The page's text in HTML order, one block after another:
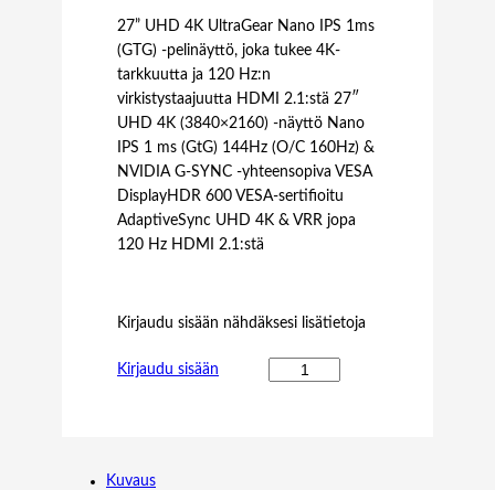
27” UHD 4K UltraGear Nano IPS 1ms
(GTG) -pelinäyttö, joka tukee 4K-
tarkkuutta ja 120 Hz:n
virkistystaajuutta HDMI 2.1:stä 27″
UHD 4K (3840×2160) -näyttö Nano
IPS 1 ms (GtG) 144Hz (O/C 160Hz) &
NVIDIA G-SYNC -yhteensopiva VESA
DisplayHDR 600 VESA-sertifioitu
AdaptiveSync UHD 4K & VRR jopa
120 Hz HDMI 2.1:stä
Kirjaudu sisään nähdäksesi lisätietoja
Kirjaudu sisään
Kuvaus